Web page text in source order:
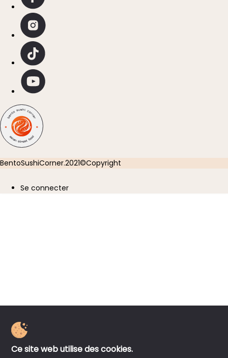
BentoSushiCorner.2021©Copyright
Se connecter
Ce site web utilise des cookies.